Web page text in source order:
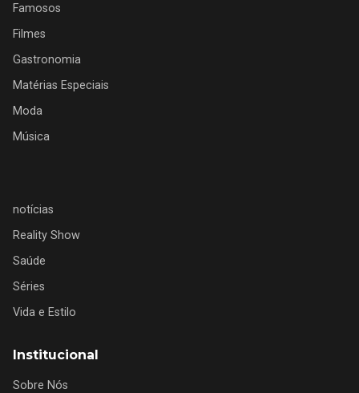
Famosos
Filmes
Gastronomia
Matérias Especiais
Moda
Música
notícias
Reality Show
Saúde
Séries
Vida e Estilo
Institucional
Sobre Nós